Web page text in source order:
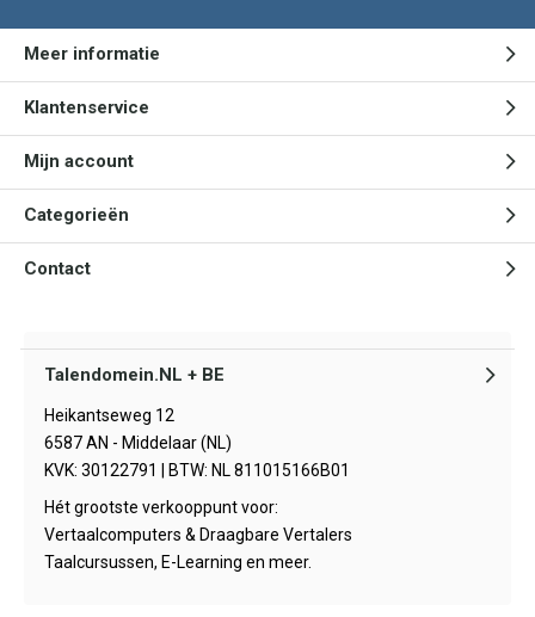
Meer informatie
Klantenservice
Mijn account
Categorieën
Contact
Talendomein.NL + BE
Heikantseweg 12
6587 AN - Middelaar (NL)
KVK: 30122791 | BTW: NL 811015166B01
Hét grootste verkooppunt voor:
Vertaalcomputers & Draagbare Vertalers
Taalcursussen, E-Learning en meer.